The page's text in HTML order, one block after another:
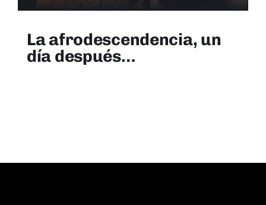
La afrodescendencia, un
día después…